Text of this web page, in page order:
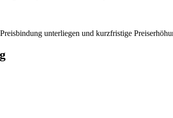
unterliegen und kurzfristige